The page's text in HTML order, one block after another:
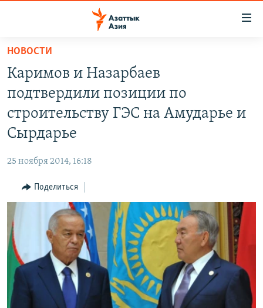
Вернуться
основному
содержанию
главной
Вернутся
поиску
КАЗАХСТАН
НОВОСТИ
ВОЙНА В УКРАИНЕ
НА ДРУГИХ ЯЗЫКАХ
КЫРГЫЗЧА
ЎЗБЕКЧА
TÜRKMENÇE
ПОДПИШИТЕСЬ НА НАС В СОЦСЕТЯХ
Все сайты РСЕ/РС
НОВОСТИ
Каримов и Назарбаев
подтвердили позиции по
строительству ГЭС на Амударье и
Сырдарье
25 ноября 2014, 16:18
Поделиться